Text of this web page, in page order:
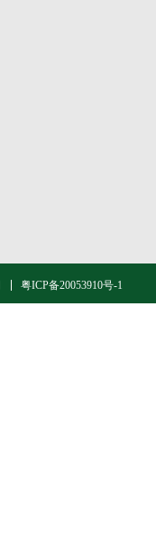
粤ICP备20053910号-1